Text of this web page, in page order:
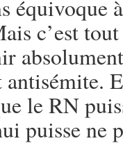
équivoque
c’est
le RN
puisse ne